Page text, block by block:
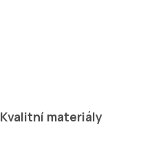
Kvalitní materiály